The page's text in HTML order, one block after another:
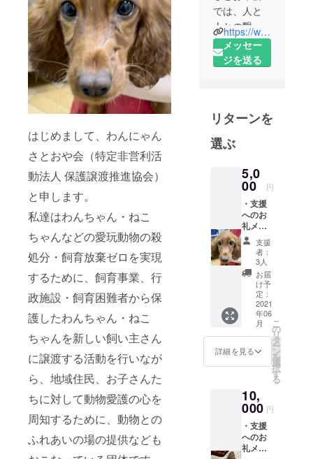
はじめまして、わんにゃん
さとおや会（特定非営利活
動法人 保護譲渡推進協会）
と申します。
私達はわんちゃん・ねこ
ちゃんなどの愛玩動物の殺
処分・飼育放棄ゼロを実現
するために、飼育事業、行
政施設・飼育困難者から保
護したわんちゃん・ねこ
ちゃんを新しい飼い主さん
に譲渡する活動を行いなが
ら、地域住民、お子さんた
ちに対して動物愛護の心を
周知するために、動物との
ふれあいの場の提供なども
では、人と
人との繋が
りのように
暖かい家族
に わん
ちゃん、ね
こちゃんの
いの場とし
て、ひとり
でも多くの
家族を見つ
けたい思い
から譲渡会
を開催 する
ことになり
運営を行っ
ておりま
営利活動法
人 保護譲
渡推進協会
は、犬・猫
https://www.satooyakai.or.jp/
メッセー
ジを送る
リターンを
選ぶ
5,0
00 円
・支援
へのお
礼メー
ル
支援
者：
3人
お届
け予
定：
2021
年06
月
詳細を見る
こ
の
リ
タ
ー
ン
を
選
択
す
る
10,
000 円
・支援
へのお
礼メー